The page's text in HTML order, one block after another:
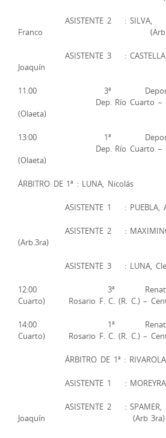
ASISTENTE 2 : SILVA,
Franco
ASISTENTE 3 :
Joaquín
11.00 3ª Deportivo
Dep. Río Cuarto –
(Olaeta)
13:00 1ª Deportivo
Dep. Río Cuarto –
(Olaeta)
ÁRBITRO DE 1ª : LUNA, Nicolás
ASISTENTE 1 : PUEBLA,
ASISTENTE 2 :
(Arb.3ra)
ASISTENTE 3 : LUNA,
12:00 3ª Renato
Cuarto) Rosario F. C. (R. C.) –
14:00 1ª Renato
Cuarto) Rosario F. C. (R. C.) –
ÁRBITRO DE 1ª :
ASISTENTE 1 :
ASISTENTE 2 : SPAMER,
Joaquín (Arb 3ra)